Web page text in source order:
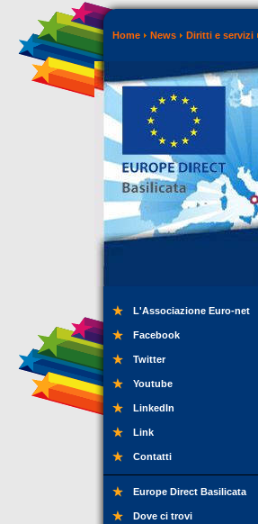
Home News Diritti e servizi
L'Associazione Euro-net
Facebook
Twitter
Youtube
LinkedIn
Link
Contatti
Europe Direct Basilicata
Dove ci trovi